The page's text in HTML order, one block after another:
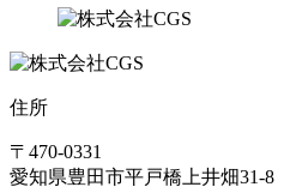
住所
〒470-0331
愛知県豊田市平戸橋上井畑31-8